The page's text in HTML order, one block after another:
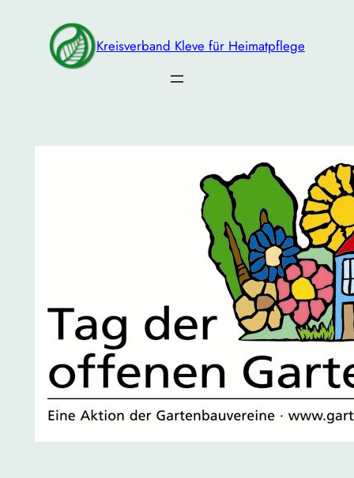
springen
Kreisverband Kleve für Heimatpflege